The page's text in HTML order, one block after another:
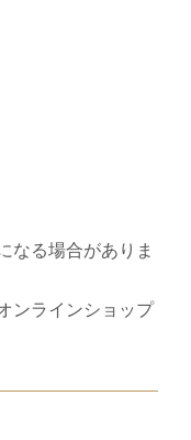
なる場合がありま
ンラインショップ